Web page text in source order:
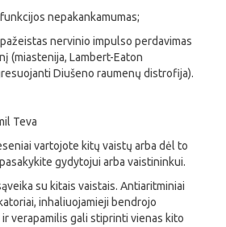
nepakankamumas;
nervinio impulso perdavimas
(miastenija, Lambert-Eaton
Diušeno raumenų distrofija).
Teva
vartojote kitų vaistų arba dėl to
gydytojui arba vaistininkui.
su kitais vaistais. Antiaritminiai
inhaliuojamieji bendrojo
verapamilis gali stiprinti vienas kito